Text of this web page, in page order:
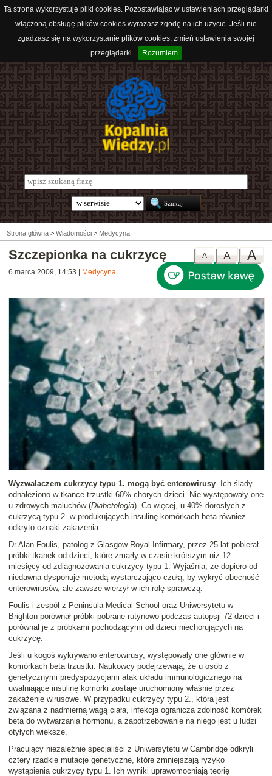
Ta strona wykorzystuje pliki cookies. Pozostawiając w ustawieniach przeglądarki
włączoną obsługę plików cookies wyrażasz zgodę na ich użycie. Jeśli nie
zgadzasz się na wykorzystanie plików cookies, zmień ustawienia swojej
przeglądarki.
Rozumiem
Strona główna > Wiadomości > Medycyna
A
A
A
Szczepionka na cukrzycę
6 marca 2009, 14:53 Medycyna
Wyzwalaczem cukrzycy typu 1. mogą być enterowirusy . Ich ślady
odnaleziono w tkance trzustki 60% chorych dzieci. Nie występowały one
u zdrowych maluchów (Diabetologia). Co więcej, u 40% dorosłych z
cukrzycą typu 2. w produkujących insulinę komórkach beta również
odkryto oznaki zakażenia.
Dr Alan Foulis, patolog z Glasgow Royal Infirmary, przez 25 lat pobierał
próbki tkanek od dzieci, które zmarły w czasie krótszym niż 12
miesięcy od zdiagnozowania cukrzycy typu 1. Wyjaśnia, że dopiero od
niedawna dysponuje metodą wystarczająco czułą, by wykryć obecność
enterowirusów, ale zawsze wierzył w ich rolę sprawczą.
Foulis i zespół z Peninsula Medical School oraz Uniwersytetu w
Brighton porównał próbki pobrane rutynowo podczas autopsji 72 dzieci i
porównał je z próbkami pochodzącymi od dzieci niechorujących na
cukrzycę.
Jeśli u kogoś wykrywano enterowirusy, występowały one głównie w
komórkach beta trzustki. Naukowcy podejrzewają, że u osób z
genetycznymi predyspozycjami atak układu immunologicznego na
uwalniające insulinę komórki zostaje uruchomiony właśnie przez
zakażenie wirusowe. W przypadku cukrzycy typu 2., która jest
związana z nadmierną wagą ciała, infekcja ogranicza zdolność komórek
beta do wytwarzania hormonu, a zapotrzebowanie na niego jest u ludzi
otyłych większe.
Pracujący niezależnie specjaliści z Uniwersytetu w Cambridge odkryli
cztery rzadkie mutacje genetyczne, które zmniejszają ryzyko
wystąpienia cukrzycy typu 1. Ich wyniki uprawomocniają teorię